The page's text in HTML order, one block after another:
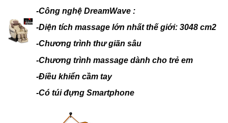
-Công nghệ DreamWave :
-Diện tích massage lớn nhất thế giới: 3048 cm2
-Chương trình thư giãn sâu
-Chương trình massage dành cho trẻ em
-Điều khiển cầm tay
-Có túi đựng Smartphone